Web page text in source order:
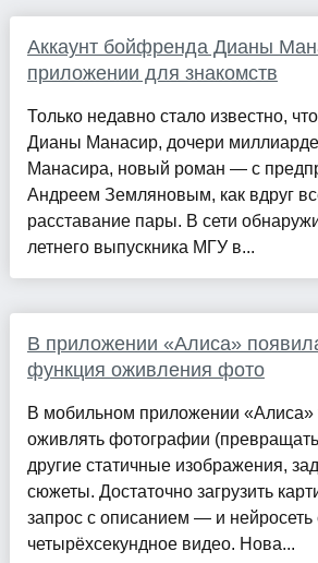
Аккаунт бойфренда Дианы
приложении для знакомств
Только недавно стало известно,
Дианы Манасир, дочери
Манасира, новый роман — с
Андреем Земляновым, как вдруг
расставание пары. В сети
летнего выпускника МГУ в...
В приложении «Алиса»
функция оживления фото
В мобильном приложении «Алиса»
оживлять фотографии
другие статичные изображения,
сюжеты. Достаточно загрузить
запрос с описанием — и нейросеть
четырёхсекундное видео. Нова...